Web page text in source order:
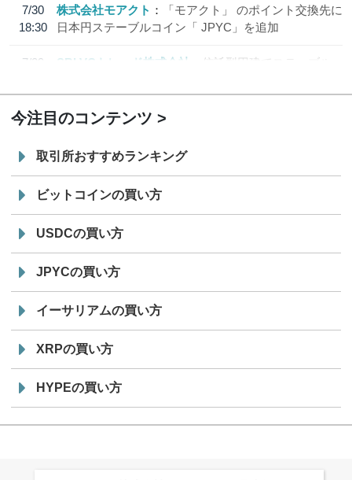
7/30
18:30
株式会社モアクト
「モアクト」 のポイント交換先に
日本円ステーブルコイン「 JPYC」を追加
7/29
SBI VCトレード株式会社
信託型円建てステーブル
今注目のコンテンツ
取引所おすすめランキング
ビットコインの買い方
USDCの買い方
JPYCの買い方
イーサリアムの買い方
XRPの買い方
HYPEの買い方